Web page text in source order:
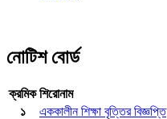
নোটিশ বোর্ড
ক্রমিক শিরোনাম
১
এককালীন শিক্ষা বৃত্তির বিজ্ঞপ্তি